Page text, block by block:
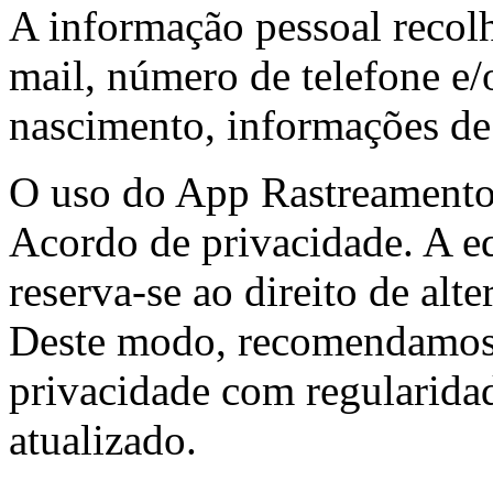
A informação pessoal
mail, número de telefone
nascimento, informações
O uso do App
Acordo de privacidade. A
reserva-se ao direito de
Deste modo,
privacidade com
atualizado.